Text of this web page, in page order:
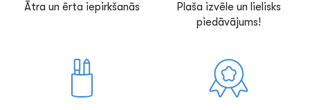
Ātra un ērta iepirkšanās
Plaša izvēle un lielisks
piedāvājums!